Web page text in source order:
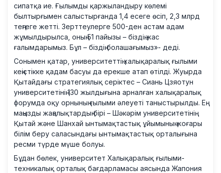
сипатқа ие. Ғылымды қаржыландыру көлемі
былтырғымен салыстырғанда 1,4 есеге өсіп, 2,3 млрд
теңгеге жетті. Зерттеулерге 500-ден астам адам
жұмылдырылса, оның 51 пайызы – біздің жас
ғалымдарымыз. Бұл – біздің болашағымыз»- деді.
Сонымен қатар, университеттің халықаралық ғылыми
кеңістікке қадам басуы да ерекше атап өтілді. Жуырда
Қытайдағы стратегиялық серіктес – Сиань Цзяотун
университетінің 130 жылдығына арналған халықаралық
форумда оқу орнының ғылыми әлеуеті таныстырылды. Ең
маңызды жаңалықтардың бірі – Шәкәрім университетінің
Қытай және Шанхай ынтымақтастық ұйымының жоғары
білім беру саласындағы ынтымақтастық орталығына
ресми түрде мүше болуы.
Бұдан бөлек, университет Халықаралық ғылыми-
техникалық орталық бағдарламасы аясында Жапония